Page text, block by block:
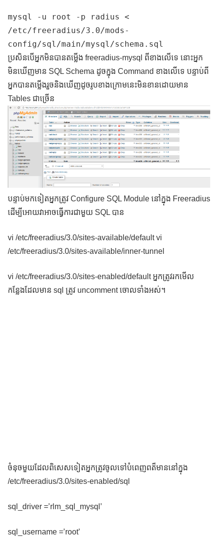
mysql -u root -p radius <
/etc/freeradius/3.0/mods-
config/sql/main/mysql/schema.sql​​
ប្រសិនបើអ្នកមិនបានតម្លើង freeradius-mysql ពីខាងលើទេ នោះអ្នក
មិនឃើញមាន SQL Schema ដូចក្នុង Command ខាងលើទេ បន្ទាប់ពី
អ្នកបានតម្លើងរួចនិងឃើញដូចរូបខាងក្រោមនេះមិនខានដោយមាន
Tables ជាច្រើន
បន្ទាប់មកទៀតអ្នកត្រូវ Configure SQL Module នៅក្នុង​ Freeradius
ដើម្បីអោយវាអាចធ្វើការជាមួយ SQL បាន
vi /etc/freeradius/3.0/sites-available/default vi
/etc/freeradius/3.0/sites-available/inner-tunnel
vi /etc/freeradius/3.0/sites-enabled/default អ្នកត្រូវរកមើល
កន្លែងដែលមាន sql ត្រូវ uncomment ចោលទាំងអស់។
ចំនុចមួយដែលពិសេសទៀតអ្នកត្រូវចូលទៅបំពេញពត៏មាននៅក្នុង
/etc/freeradius/3.0/sites-enabled/sql
sql_driver =’rlm_sql_mysql’
sql_username =’root’